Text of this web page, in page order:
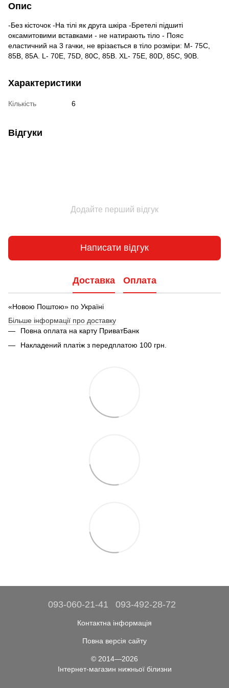
Опис
-Без кісточок -На тілі як друга шкіра -Бретелі підшиті
оксамитовими вставками - не натирають тіло - Пояс
еластичний на 3 гачки, не врізається в тіло розміри: M- 75С,
85В, 85А. L- 70Е, 75D, 80C, 85B. XL- 75E, 80D, 85C, 90B.
Характеристики
Кількість 6
Відгуки
Додайте перший відгук
Написати відгук
Доставка Оплата
«Новою Поштою» по Україні
Більше інформації про доставку
Повна оплата на карту ПриватБанк
Накладений платіж з передплатою 100 грн.
093-060-21-41 093-492-28-72
Контактна інформація
Повна версія сайту
© 2014—2026
Інтернет-магазин нижньої білизни